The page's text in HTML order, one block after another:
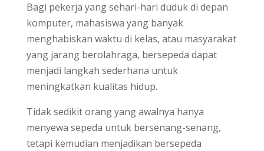
Bagi pekerja yang sehari-hari duduk di depan
komputer, mahasiswa yang banyak
menghabiskan waktu di kelas, atau masyarakat
yang jarang berolahraga, bersepeda dapat
menjadi langkah sederhana untuk
meningkatkan kualitas hidup.
Tidak sedikit orang yang awalnya hanya
menyewa sepeda untuk bersenang-senang,
tetapi kemudian menjadikan bersepeda